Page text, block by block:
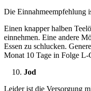
Die Einnahmeempfehlung
Einen knapper halben
einnehmen. Eine andere
Essen zu schlucken.
Monat 10 Tage in Folge L-
Jod
Leider ist die Versorgung